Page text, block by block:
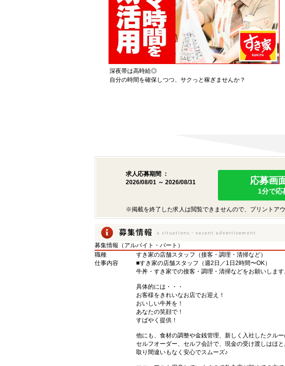
深夜帯は高時給◎
自分の時間を確保しつつ、サクっと稼ぎませんか？
求人応募期間 ：
2026/08/01 ～ 2026/08/31
応募画
1分で応
※掲載を終了した求人は閲覧できませんので、プリントア
募集情報（アルバイト・パート）
職種
すき家の店舗スタッフ（接客・調理・清掃など）
仕事内容
■すき家の店舗スタッフ（週2日／1日2時間〜OK）
牛丼・すき家での接客・調理・清掃などをお願いします
具体的には・・・
お客様をきれいなお店でお迎え！
おいしい牛丼を！
あなたの笑顔で！
すばやく提供！
他にも、食材の調整や金銭管理、新しく入社したクル
セルフオーダー、セルフ会計で、現金の受け渡しはほ
取り間違いもなく安心でスムーズ♪